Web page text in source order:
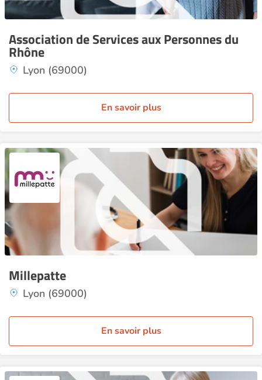
Association de Services aux Personnes du
Rhône
Lyon (69000)
En savoir plus
Millepatte
Lyon (69000)
En savoir plus